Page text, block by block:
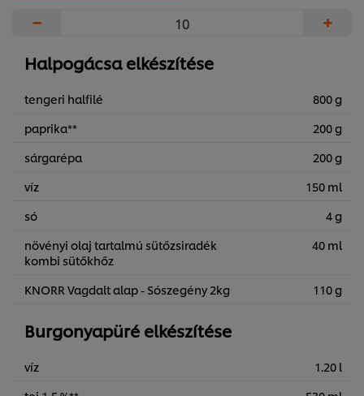
− +
Halpogácsa elkészítése
tengeri halfilé
800 g
paprika**
200 g
sárgarépa
200 g
víz
150 ml
só
4 g
növényi olaj tartalmú sütőzsiradék
kombi sütőkhőz
40 ml
KNORR Vagdalt alap - Sószegény 2kg 110 g
Burgonyapüré elkészítése
víz
1.20 l